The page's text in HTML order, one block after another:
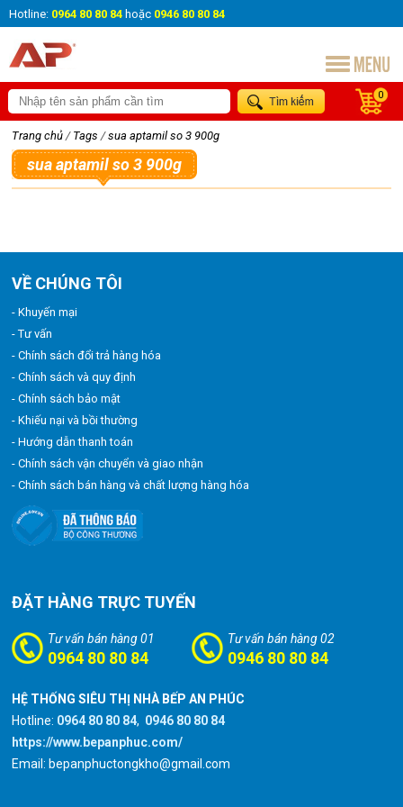
Hotline: 0964 80 80 84 hoặc 0946 80 80 84
0
Trang chủ / Tags / sua aptamil so 3 900g
sua aptamil so 3 900g
VỀ CHÚNG TÔI
- Khuyến mại
- Tư vấn
- Chính sách đổi trả hàng hóa
- Chính sách và quy định
- Chính sách bảo mật
- Khiếu nại và bồi thường
- Hướng dẫn thanh toán
- Chính sách vận chuyển và giao nhận
- Chính sách bán hàng và chất lượng hàng hóa
ĐẶT HÀNG TRỰC TUYẾN
Tư vấn bán hàng 01
0964 80 80 84
Tư vấn bán hàng 02
0946 80 80 84
HỆ THỐNG SIÊU THỊ NHÀ BẾP AN PHÚC
Hotline: 0964 80 80 84, 0946 80 80 84
https://www.bepanphuc.com/
Email: bepanphuctongkho@gmail.com